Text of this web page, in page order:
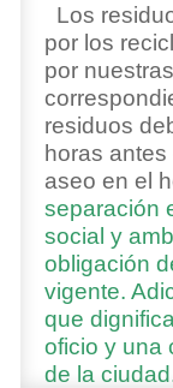
Los
por los
por
residuos
horas
aseo en el
separación
social y
obligación
vigente.
que
oficio y una
de la